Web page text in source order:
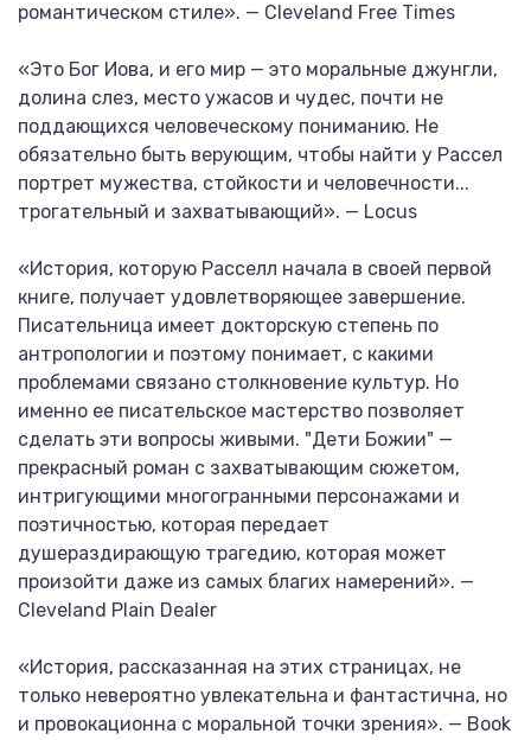
романтическом стиле». — Cleveland Free Times
«Это Бог Иова, и его мир — это моральные джунгли,
долина слез, место ужасов и чудес, почти не
поддающихся человеческому пониманию. Не
обязательно быть верующим, чтобы найти у Рассел
портрет мужества, стойкости и человечности...
трогательный и захватывающий». — Locus
«История, которую Расселл начала в своей первой
книге, получает удовлетворяющее завершение.
Писательница имеет докторскую степень по
антропологии и поэтому понимает, с какими
проблемами связано столкновение культур. Но
именно ее писательское мастерство позволяет
сделать эти вопросы живыми. "Дети Божии" —
прекрасный роман с захватывающим сюжетом,
интригующими многогранными персонажами и
поэтичностью, которая передает
душераздирающую трагедию, которая может
произойти даже из самых благих намерений». —
Cleveland Plain Dealer
«История, рассказанная на этих страницах, не
только невероятно увлекательна и фантастична, но
и провокационна с моральной точки зрения». — Book